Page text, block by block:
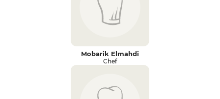
Mobarik Elmahdi
Chef